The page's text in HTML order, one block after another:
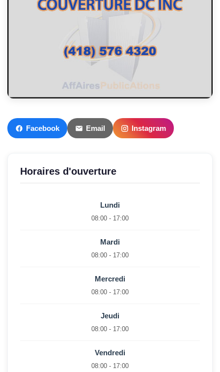
Facebook Email Instagram
Horaires d'ouverture
Lundi
08:00 - 17:00
Mardi
08:00 - 17:00
Mercredi
08:00 - 17:00
Jeudi
08:00 - 17:00
Vendredi
08:00 - 17:00